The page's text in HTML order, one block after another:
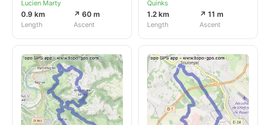
Lucien Marty
0.9 km
Length
↗ 60 m
Ascent
Quinks
1.2 km
Length
↗ 11 m
Ascent